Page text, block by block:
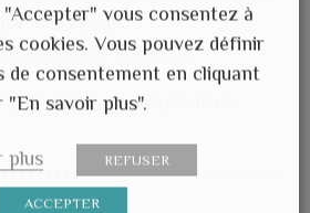
doucement.
de gravillons.
et votre prudence
vous consentez à
cookies. Vous pouvez définir
de consentement en cliquant
"En savoir plus".
plus REFUSER
ACCEPTER